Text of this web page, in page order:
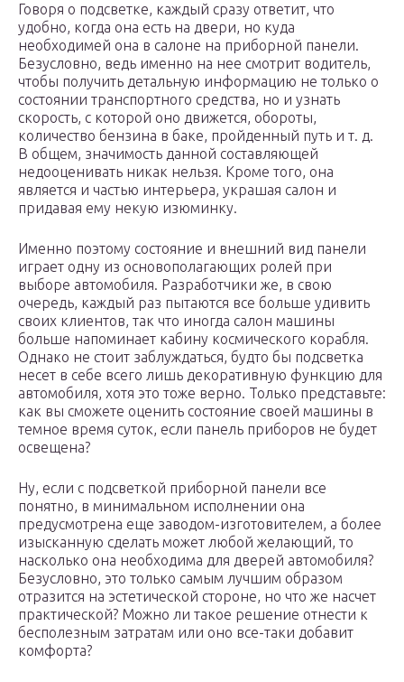
Говоря о подсветке, каждый сразу ответит, что
удобно, когда она есть на двери, но куда
необходимей она в салоне на приборной панели.
Безусловно, ведь именно на нее смотрит водитель,
чтобы получить детальную информацию не только о
состоянии транспортного средства, но и узнать
скорость, с которой оно движется, обороты,
количество бензина в баке, пройденный путь и т. д.
В общем, значимость данной составляющей
недооценивать никак нельзя. Кроме того, она
является и частью интерьера, украшая салон и
придавая ему некую изюминку.
Именно поэтому состояние и внешний вид панели
играет одну из основополагающих ролей при
выборе автомобиля. Разработчики же, в свою
очередь, каждый раз пытаются все больше удивить
своих клиентов, так что иногда салон машины
больше напоминает кабину космического корабля.
Однако не стоит заблуждаться, будто бы подсветка
несет в себе всего лишь декоративную функцию для
автомобиля, хотя это тоже верно. Только представьте:
как вы сможете оценить состояние своей машины в
темное время суток, если панель приборов не будет
освещена?
Ну, если с подсветкой приборной панели все
понятно, в минимальном исполнении она
предусмотрена еще заводом-изготовителем, а более
изысканную сделать может любой желающий, то
насколько она необходима для дверей автомобиля?
Безусловно, это только самым лучшим образом
отразится на эстетической стороне, но что же насчет
практической? Можно ли такое решение отнести к
бесполезным затратам или оно все-таки добавит
комфорта?